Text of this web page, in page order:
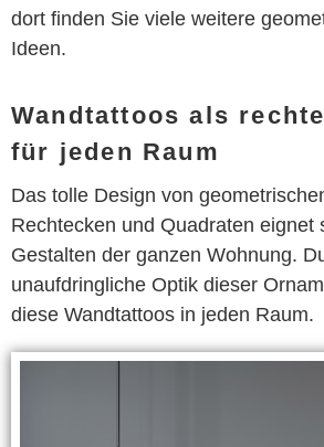
dort finden Sie viele weitere
Ideen.
Wandtattoos als
für jeden Raum
Das tolle Design von
Rechtecken und Quadraten eignet
Gestalten der ganzen Wohnung.
unaufdringliche Optik dieser
diese Wandtattoos in jeden Raum.